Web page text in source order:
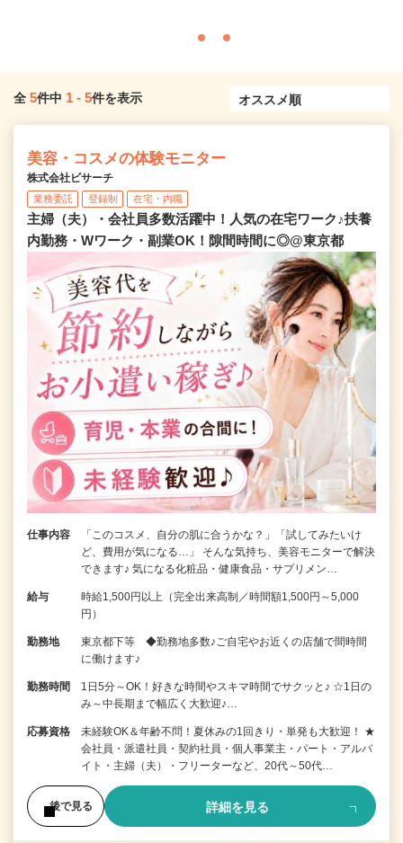
全 5件中 1 - 5件を表示
美容・コスメの体験モニター
株式会社ビサーチ
業務委託 登録制 在宅・内職
主婦（夫）・会社員多数活躍中！人気の在宅ワーク♪扶養
内勤務・Wワーク・副業OK！隙間時間に◎@東京都
仕事内容
「このコスメ、自分の肌に合うかな？」「試してみたいけ
ど、費用が気になる…」 そんな気持ち、美容モニターで解決
できます♪ 気になる化粧品・健康食品・サプリメン…
給与
時給1,500円以上（完全出来高制／時間額1,500円～5,000
円）
勤務地
東京都下等 ◆勤務地多数♪ご自宅やお近くの店舗で間時間
に働けます♪
勤務時間
1日5分～OK！好きな時間やスキマ時間でサクッと♪ ☆1日の
み～中長期まで幅広く大歓迎♪…
応募資格
未経験OK＆年齢不問！夏休みの1回きり・単発も大歓迎！ ★
会社員・派遣社員・契約社員・個人事業主・パート・アルバ
イト・主婦（夫）・フリーターなど、20代～50代…
後で見る 詳細を見る